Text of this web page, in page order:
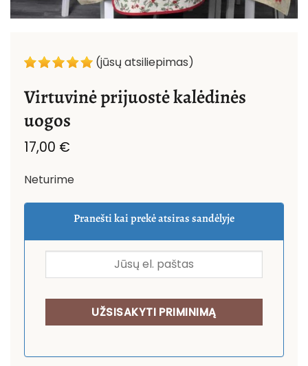
(jūsų atsiliepimas)
Virtuvinė prijuostė kalėdinės
uogos
17,00 €
Neturime
Pranešti kai prekė atsiras sandėlyje